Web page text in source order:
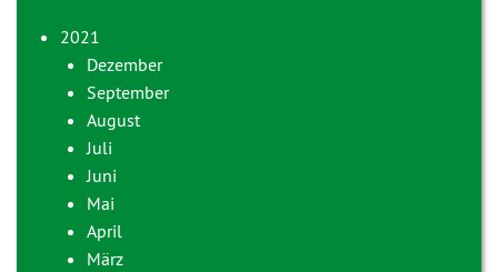
2021
Dezember
September
August
Juli
Juni
Mai
April
März